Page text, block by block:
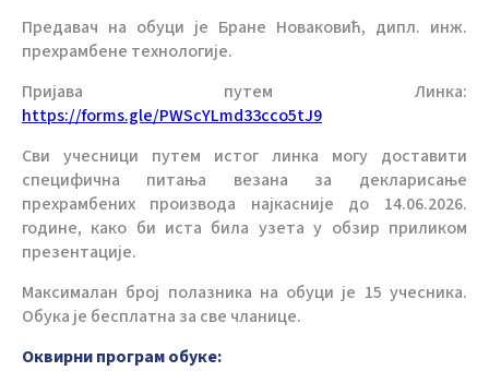
Предавач на обуци је Бране Новаковић, дипл. инж.
прехрамбене технологије.
Пријава путем Линка:
https://forms.gle/PWScYLmd33cco5tJ9
Сви учесници путем истог линка могу доставити
специфична питања везана за декларисање
прехрамбених производа најкасније до 14.06.2026.
године, како би иста била узета у обзир приликом
презентације.
Максималан број полазника на обуци је 15 учесника.
Обука је бесплатна за све чланице.
Оквирни програм обуке: